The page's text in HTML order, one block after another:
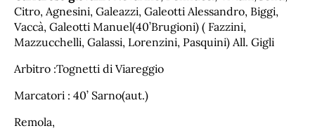
Citro, Agnesini, Galeazzi, Galeotti Alessandro, Biggi,
Vaccà, Galeotti Manuel(40’Brugioni) ( Fazzini,
Mazzucchelli, Galassi, Lorenzini, Pasquini) All. Gigli
Arbitro :Tognetti di Viareggio
Marcatori : 40’ Sarno(aut.)
Remola,